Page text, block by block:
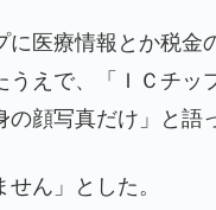
医療情報とか税金
えで、「ＩＣチッ
顔写真だけ」と語
ん」とした。